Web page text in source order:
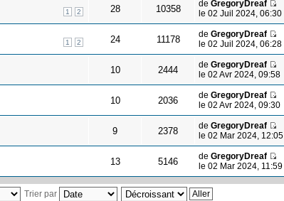
1 2 28 10358 de GregoryDreaf
le 02 Juil 2024, 06:30
1 2 24 11178 de GregoryDreaf
le 02 Juil 2024, 06:28
10 2444 de GregoryDreaf
le 02 Avr 2024, 09:58
10 2036 de GregoryDreaf
le 02 Avr 2024, 09:30
9 2378 de GregoryDreaf
le 02 Mar 2024, 12:05
13 5146 de GregoryDreaf
le 02 Mar 2024, 11:59
Trier par